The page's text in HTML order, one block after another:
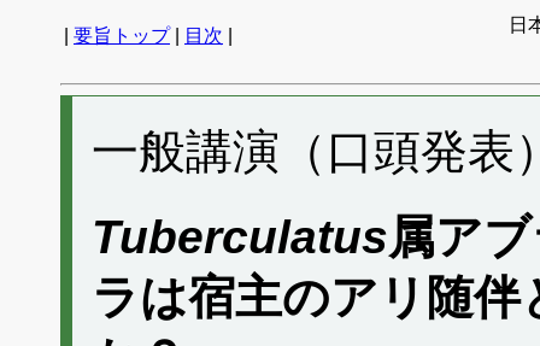
要旨トップ| 目次
日
一般講演（口頭発表
Tuberculatus属ア
ラは宿主のアリ随